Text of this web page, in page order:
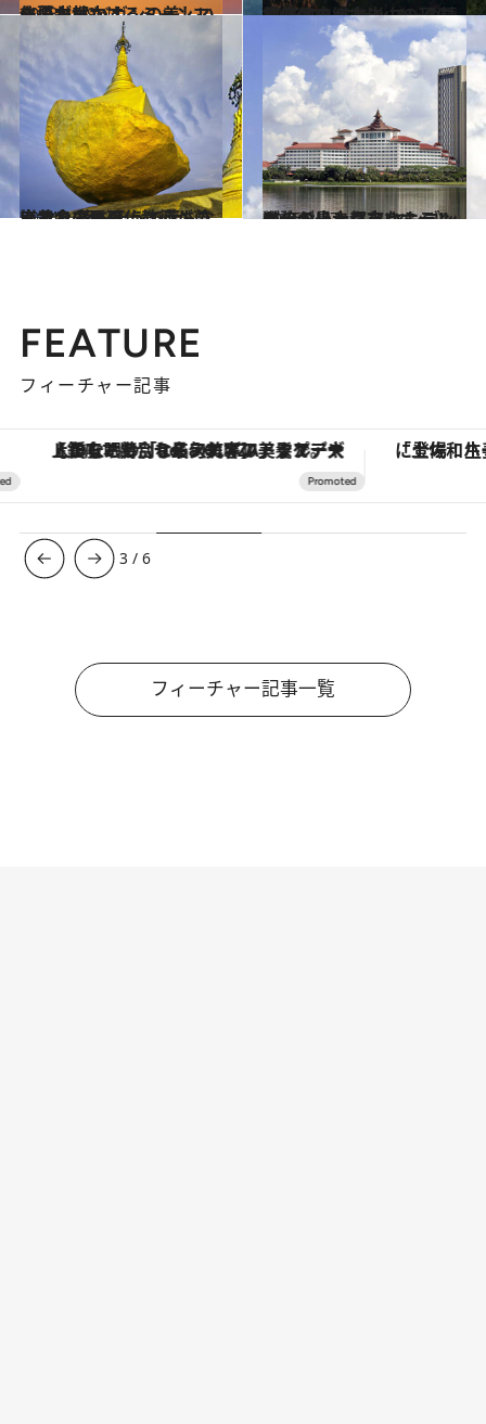
2013.10.9
仏塔が林立するミャンマーの古都 バガンの美しい夕暮れ
旅＆お出かけ 2015.7.8
忽然と立った岩山の頂に鎮座する ミャンマーの精霊信仰の総本山
旅＆お出かけ
2014.10.4
ミャンマーの仏教徒が尊崇する 落ちそうで落ちない黄金の巨石
旅＆お出かけ 2016.2.27
進化が止まらないミャンマーの最大都市 ヤンゴンが誇るリュクスなホテルへ
旅＆お出かけ
FEATURE
フィーチャー記事
【銀座で出合う最旬美容】美髪ケアや上質な眠り…セルフケアのアップデートから、特別な名入れギフトまで。大人のための「ReFa GINZA」クルーズ
3 /6
フィーチャー記事一覧